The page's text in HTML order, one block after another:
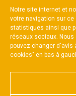
Notre site internet et
votre navigation sur
statistiques ainsi que
réseaux sociaux.
pouvez changer d'avis
cookies" en bas à